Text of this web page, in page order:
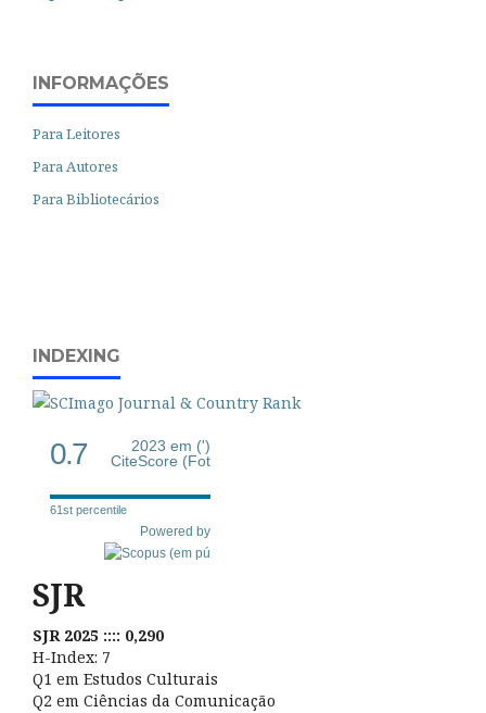
INFORMAÇÕES
Para Leitores
Para Autores
Para Bibliotecários
INDEXING
0.7
2023 em (')
CiteScore (Fot
61st percentile
Powered by
SJR
SJR 2025 :::: 0,290
H-Index: 7
Q1 em Estudos Culturais
Q2 em Ciências da Comunicação